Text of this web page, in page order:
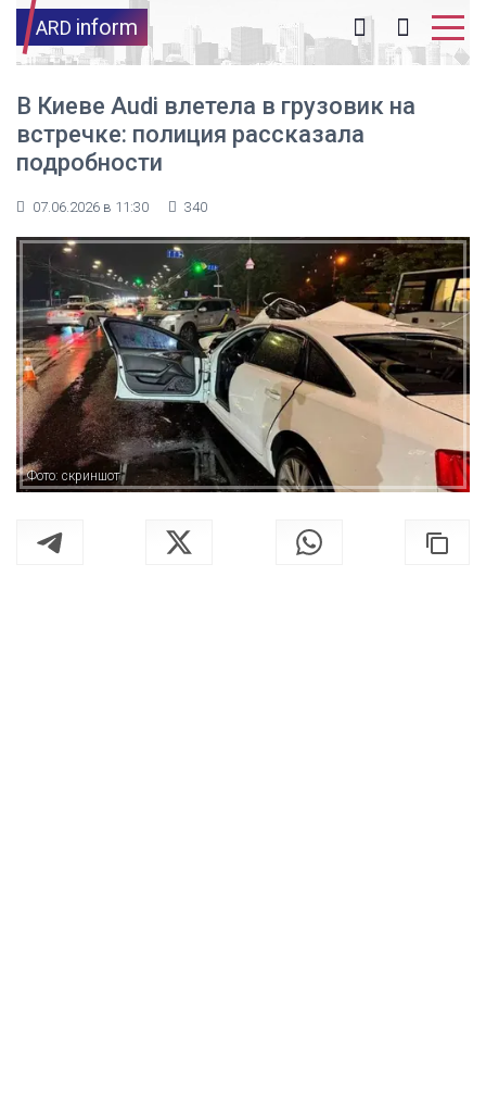
ARD inform
В Киеве Audi влетела в грузовик на
встречке: полиция рассказала
подробности
07.06.2026 в 11:30 340
Фото: скриншот